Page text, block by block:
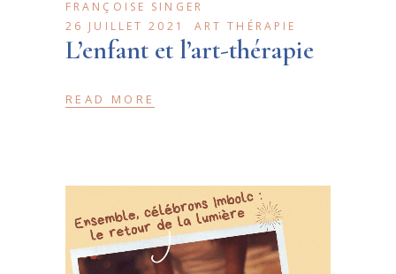
FRANÇOISE SINGER
26 JUILLET 2021
ART THÉRAPIE
L’enfant et l’art-thérapie
READ MORE